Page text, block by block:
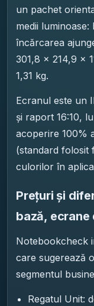
un pachet
medii
încărcarea
301,8 x 214,9 x
1,31 kg.
Ecranul este un
și raport 16:10,
acoperire 100%
(standard folosit
culorilor în
Prețuri și
bază,
Notebookcheck
care sugerează
segmentul
Regatul Unit: